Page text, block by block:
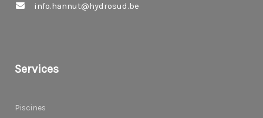
info.hannut@hydrosud.be
Services
Piscines